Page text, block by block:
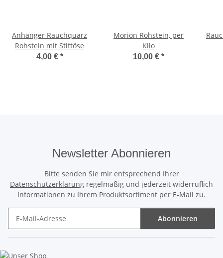
Anhänger Rauchquarz
Rohstein mit Stiftöse
4,00 € *
Morion Rohstein, per
Kilo
10,00 € *
Newsletter Abonnieren
Bitte senden Sie mir entsprechend Ihrer
Datenschutzerklärung regelmäßig und jederzeit widerruflich
Informationen zu Ihrem Produktsortiment per E-Mail zu.
Abonnieren